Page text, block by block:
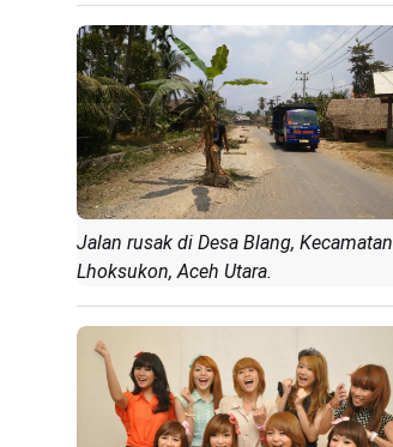
Jalan rusak di Desa Blang, Kecamatan
Lhoksukon, Aceh Utara.